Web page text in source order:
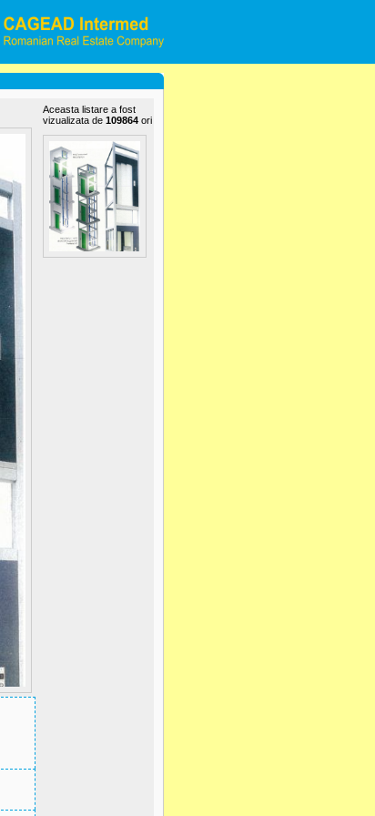
Aceasta listare a fost
vizualizata de 109864 ori